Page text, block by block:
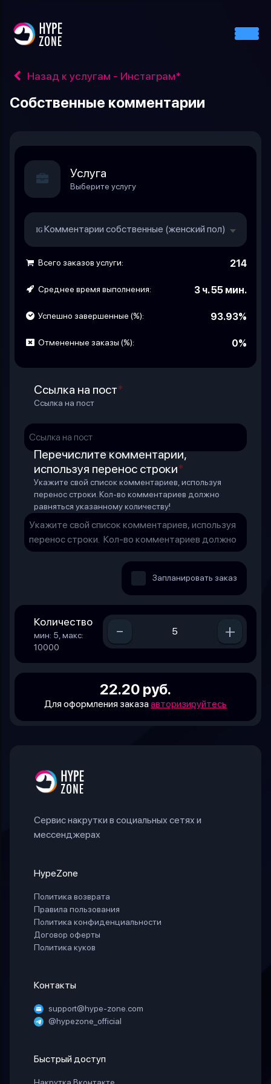
Назад к услугам - Инстаграм*
Собственные комментарии
Услуга
Выберите услугу
ɪɢ Комментарии собственные (женский пол) 4.44
Всего заказов услуги: 214
Среднее время выполнения: 3 ч. 55 мин.
Успешно завершенные (%): 93.93%
Отмененные заказы (%): 0%
Ссылка на пост*
Ссылка на пост
Перечислите комментарии,
используя перенос строки*
Укажите свой список комментариев, используя
перенос строки. Кол-во комментариев должно
равняться указанному количеству!
Запланировать заказ
Количество
мин: 5, макс:
10000
- +
22.20 руб.
Для оформления заказаавторизируйтесь
Сервис накрутки в социальных сетях и
мессенджерах
HypeZone
Политика возврата
Правила пользования
Политика конфиденциальности
Договор оферты
Политика куков
Контакты
support@hype-zone.com
@hypezone_official
Быстрый доступ